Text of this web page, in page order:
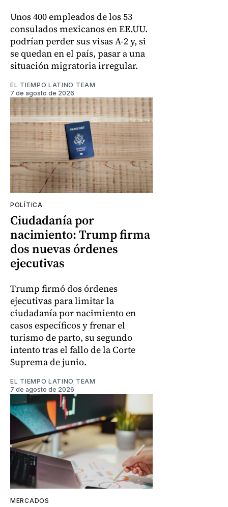
Unos 400 empleados de los 53
consulados mexicanos en EE.UU.
podrían perder sus visas A-2 y, si
se quedan en el país, pasar a una
situación migratoria irregular.
EL TIEMPO LATINO TEAM
7 de agosto de 2026
POLÍTICA
Ciudadanía por
nacimiento: Trump firma
dos nuevas órdenes
ejecutivas
Trump firmó dos órdenes
ejecutivas para limitar la
ciudadanía por nacimiento en
casos específicos y frenar el
turismo de parto, su segundo
intento tras el fallo de la Corte
Suprema de junio.
EL TIEMPO LATINO TEAM
7 de agosto de 2026
MERCADOS